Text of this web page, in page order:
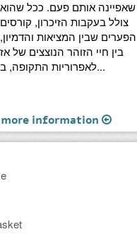
שאפיינה אותם פעם. ככל שהוא
צולל בעקבות הזיכרון, קורסים
הפערים שבין המציאות והדמיון,
בין חיי הזוהר הנוצצים של אז
לאפרוריות התקופה, ב...
more information